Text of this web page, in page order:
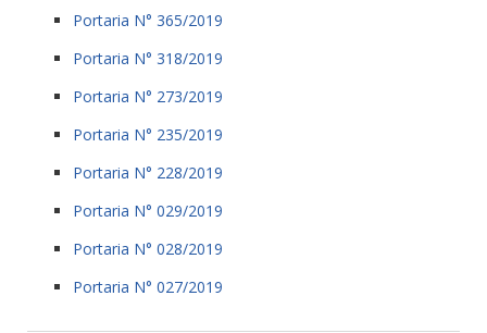
Portaria N° 365/2019
Portaria N° 318/2019
Portaria N° 273/2019
Portaria N° 235/2019
Portaria N° 228/2019
Portaria N° 029/2019
Portaria N° 028/2019
Portaria N° 027/2019